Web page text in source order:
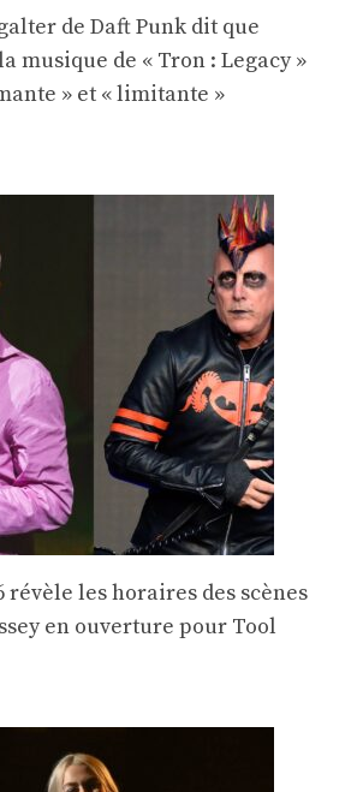
de Daft Punk dit que
musique de « Tron : Legacy »
» et « limitante »
révèle les horaires des scènes
en ouverture pour Tool